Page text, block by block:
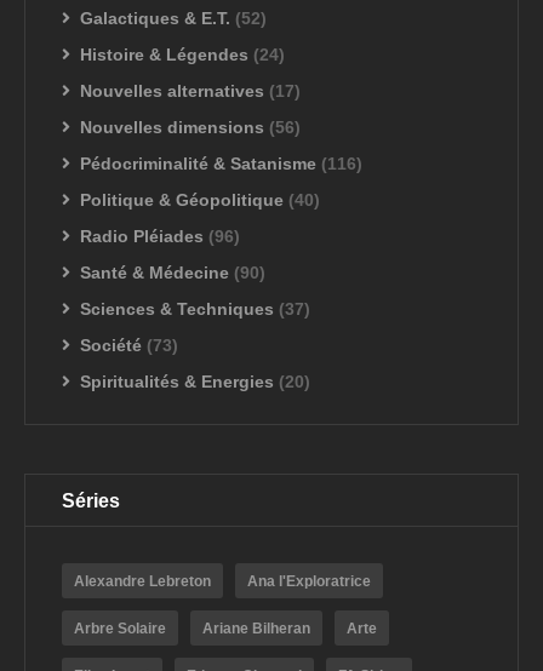
Galactiques & E.T. (52)
Histoire & Légendes (24)
Nouvelles alternatives (17)
Nouvelles dimensions (56)
Pédocriminalité & Satanisme (116)
Politique & Géopolitique (40)
Radio Pléiades (96)
Santé & Médecine (90)
Sciences & Techniques (37)
Société (73)
Spiritualités & Energies (20)
Séries
Alexandre Lebreton Ana l'Exploratrice
Arbre Solaire Ariane Bilheran Arte